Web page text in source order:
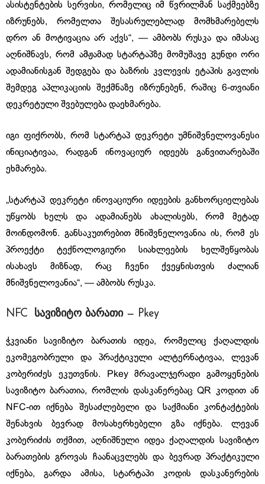
ასისტენტების სერვისი, რომელიც იმ წვრილმან საქმეებზე
იზრუნებს, რომელთა შესასრულებლად მომხმარებელს
დრო ან მოტივაცია არ აქვს“, — ამბობს რუსკა და იმასაც
აღნიშნავს, რომ ამჟამად სტარტაპზე მომუშავე გუნდი ორი
ადამიანისგან შედგება და ბაზრის კვლევის ეტაპის გავლის
შემდეგ აპლიკაციის შექმნაზე იზრუნებენ, რაშიც 6-თვიანი
დეკრეტული შვებულება დაეხმარება.
იგი ფიქრობს, რომ სტარტაპ დეკრეტი უმნიშვნელოვანესი
ინიციატივაა, რადგან ინოვაციურ იდეებს განვითარებაში
ეხმარება.
„სტარტაპ დეკრეტი ინოვაციური იდეების განხორციელებას
უწყობს ხელს და ადამიანებს ახალისებს, რომ მეტად
მოინდომონ. განსაკუთრებით მნიშვნელოვანია ის, რომ ეს
პროექტი ტექნოლოგიური სიახლეების ხელშეწყობას
ისახავს მიზნად, რაც ჩვენი ქვეყნისთვის ძალიან
მნიშვნელოვანია“, — ამბობს რუსკა.
NFC სავიზიტო ბარათი— Pkey
ჭკვიანი სავიზიტო ბარათის იდეა, რომელიც ქაღალდის
ეკომეგობრული და პრაქტიკული ალტერნატივაა, ლევან
კობერიძეს ეკუთვნის. Pkey მრავალჯერადი გამოყენების
სავიზიტო ბარათია, რომლის დასკანერებაც QR კოდით ან
NFC-ით იქნება შესაძლებელი და საქმიანი კონტაქტების
შენახვის ბევრად მოსახერხებელი გზა იქნება. ლევან
კობერიძის თქმით, აღნიშნული იდეა ქაღალდის სავიზიტო
ბარათების გროვას ჩაანაცვლებს და ბევრად პრაქტიკული
იქნება, გარდა ამისა, სტარტაპი კოდის დასკანერების